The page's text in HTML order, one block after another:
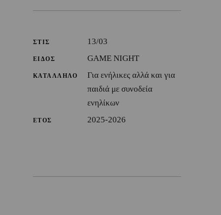
ΣΤΙΣ 13/03
ΕΙΔΟΣ GAME NIGHT
ΚΑΤΑΛΛΗΛΟ
Για ενήλικες αλλά και για
παιδιά με συνοδεία
ενηλίκων
ΕΤΟΣ 2025-2026